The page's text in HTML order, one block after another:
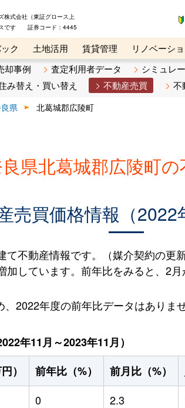
株式会社（東証グロース上
スです 証券コード：4445
ク 土地活用 賃貸管理 リノベーシ
ン講座 リビンマガジンBiz 不動産売
却事例 査定利用者データ
シミュレ
み替え・買い替え 不動産売買 不
県 北葛城郡広陵町
県北葛城郡広陵町
売買価格情報（2022
不動産情報です。（媒介契約の更
しています。前年比をみると、2月
2022年度の前年比データはありませ
年11月～2023年11月）
） 前年比（%） 前月比（%）
0 2.3